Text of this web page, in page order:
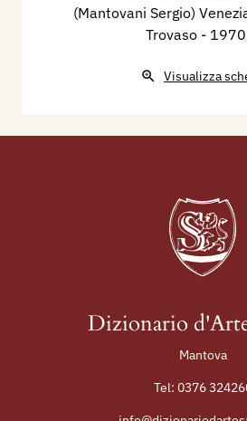
(Mantovani Sergio)
Trovaso -
Visualizza
Dizionario
Mantova
Tel: 0376